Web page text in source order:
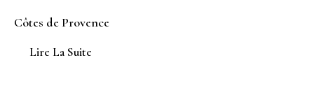
Côtes de Provence
Lire La Suite